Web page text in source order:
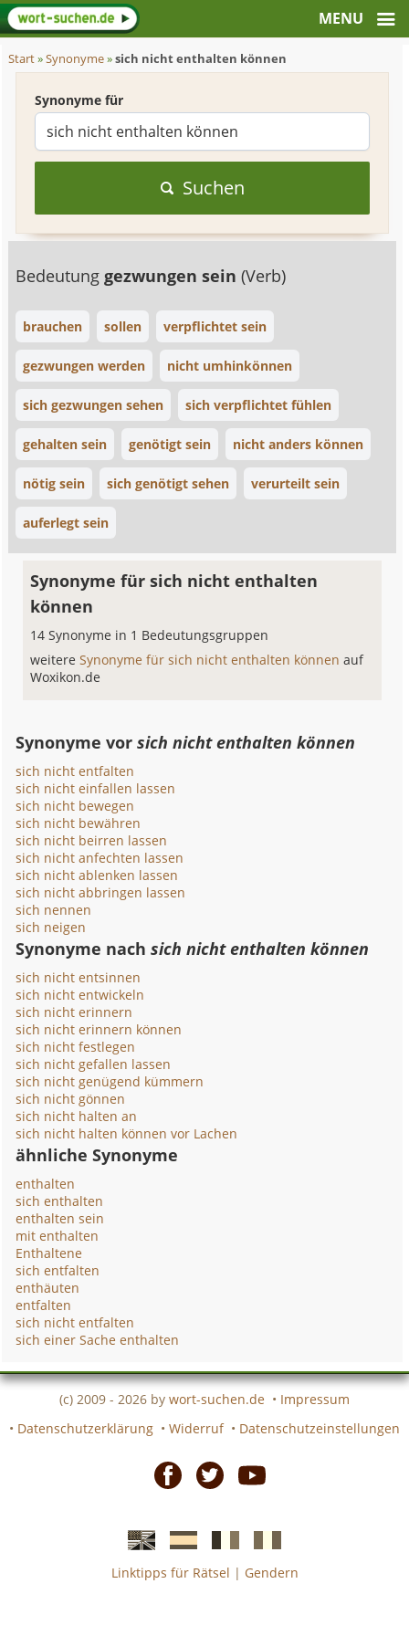
Start»Synonyme»sich nicht enthalten können
Synonyme für
Suchen
Bedeutunggezwungen sein(Verb)
brauchen sollen verpflichtet sein
gezwungen werden nicht umhinkönnen
sich gezwungen sehen sich verpflichtet fühlen
gehalten sein genötigt sein nicht anders können
nötig sein sich genötigt sehen verurteilt sein
auferlegt sein
Synonyme für sich nicht enthalten
können
14 Synonyme in 1 Bedeutungsgruppen
weitereSynonyme für sich nicht enthalten könnenauf
Woxikon.de
Synonyme vorsich nicht enthalten können
sich nicht entfalten
sich nicht einfallen lassen
sich nicht bewegen
sich nicht bewähren
sich nicht beirren lassen
sich nicht anfechten lassen
sich nicht ablenken lassen
sich nicht abbringen lassen
sich nennen
sich neigen
Synonyme nachsich nicht enthalten können
sich nicht entsinnen
sich nicht entwickeln
sich nicht erinnern
sich nicht erinnern können
sich nicht festlegen
sich nicht gefallen lassen
sich nicht genügend kümmern
sich nicht gönnen
sich nicht halten an
sich nicht halten können vor Lachen
ähnliche Synonyme
enthalten
sich enthalten
enthalten sein
mit enthalten
Enthaltene
sich entfalten
enthäuten
entfalten
sich nicht entfalten
sich einer Sache enthalten
(c) 2009 - 2026 by wort-suchen.de • Impressum
• Datenschutzerklärung • Widerruf • Datenschutzeinstellungen
EnglischeSpanischefranzösicheitalienische
Linktipps für Rätsel | Gendern